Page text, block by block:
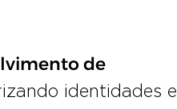
de
identidades e